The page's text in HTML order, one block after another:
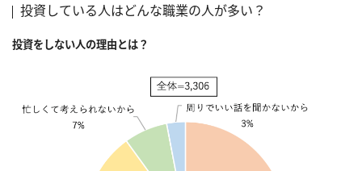
投資している人はどんな職業の人が多い？
投資をしない人の理由とは？